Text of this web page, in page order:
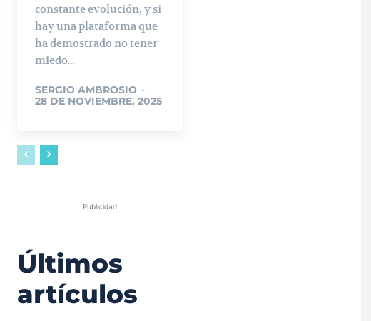
constante evolución, y si
hay una plataforma que
ha demostrado no tener
miedo...
SERGIO AMBROSIO -
28 DE NOVIEMBRE, 2025
Publicidad
Últimos
artículos